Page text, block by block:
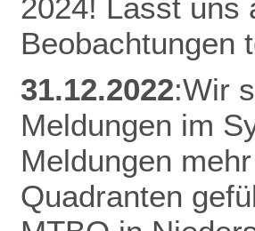
2024! Lasst uns
Beobachtungen
31.12.2022:Wir
Meldungen im
Meldungen
Quadranten